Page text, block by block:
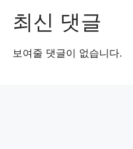
최신 댓글
보여줄 댓글이 없습니다.